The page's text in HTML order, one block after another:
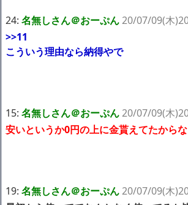
24: 名無しさん＠おーぷん20/07/09(木
>>11
こういう理由なら納得やで
15: 名無しさん＠おーぷん20/07/09(木
安いというか0円の上に金貰えてたからな
19: 名無しさん＠おーぷん20/07/09(木